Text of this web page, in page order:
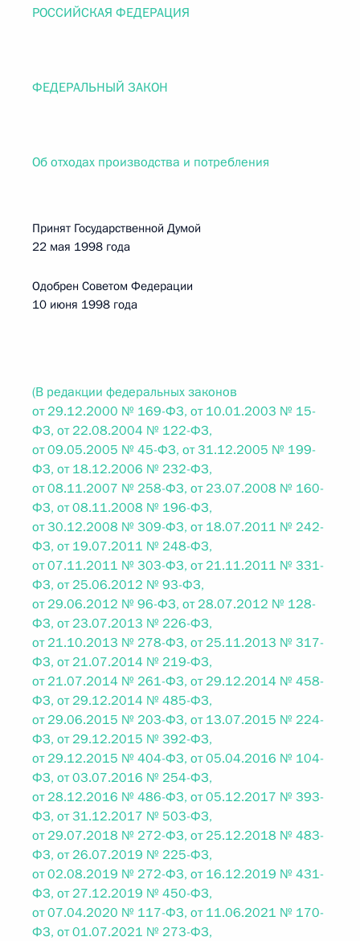
РОССИЙСКАЯ ФЕДЕРАЦИЯ
ФЕДЕРАЛЬНЫЙ ЗАКОН
Об отходах производства и потребления
Принят Государственной Думой
22 мая 1998 года
Одобрен Советом Федерации
10 июня 1998 года
(В редакции федеральных законов
от 29.12.2000 № 169-ФЗ, от 10.01.2003 № 15-
ФЗ, от 22.08.2004 № 122-ФЗ,
от 09.05.2005 № 45-ФЗ, от 31.12.2005 № 199-
ФЗ, от 18.12.2006 № 232-ФЗ,
от 08.11.2007 № 258-ФЗ, от 23.07.2008 № 160-
ФЗ, от 08.11.2008 № 196-ФЗ,
от 30.12.2008 № 309-ФЗ, от 18.07.2011 № 242-
ФЗ, от 19.07.2011 № 248-ФЗ,
от 07.11.2011 № 303-ФЗ, от 21.11.2011 № 331-
ФЗ, от 25.06.2012 № 93-ФЗ,
от 29.06.2012 № 96-ФЗ, от 28.07.2012 № 128-
ФЗ, от 23.07.2013 № 226-ФЗ,
от 21.10.2013 № 278-ФЗ, от 25.11.2013 № 317-
ФЗ, от 21.07.2014 № 219-ФЗ,
от 21.07.2014 № 261-ФЗ, от 29.12.2014 № 458-
ФЗ, от 29.12.2014 № 485-ФЗ,
от 29.06.2015 № 203-ФЗ, от 13.07.2015 № 224-
ФЗ, от 29.12.2015 № 392-ФЗ,
от 29.12.2015 № 404-ФЗ, от 05.04.2016 № 104-
ФЗ, от 03.07.2016 № 254-ФЗ,
от 28.12.2016 № 486-ФЗ, от 05.12.2017 № 393-
ФЗ, от 31.12.2017 № 503-ФЗ,
от 29.07.2018 № 272-ФЗ, от 25.12.2018 № 483-
ФЗ, от 26.07.2019 № 225-ФЗ,
от 02.08.2019 № 272-ФЗ, от 16.12.2019 № 431-
ФЗ, от 27.12.2019 № 450-ФЗ,
от 07.04.2020 № 117-ФЗ, от 11.06.2021 № 170-
ФЗ, от 01.07.2021 № 273-ФЗ,